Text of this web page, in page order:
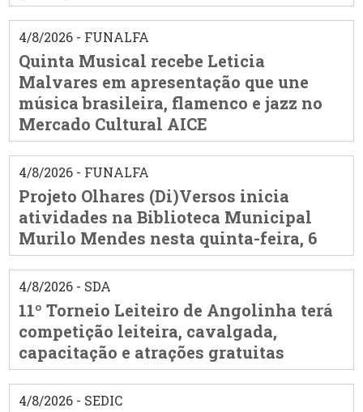
4/8/2026 - FUNALFA
Quinta Musical recebe Leticia
Malvares em apresentação que une
música brasileira, flamenco e jazz no
Mercado Cultural AICE
4/8/2026 - FUNALFA
Projeto Olhares (Di)Versos inicia
atividades na Biblioteca Municipal
Murilo Mendes nesta quinta-feira, 6
4/8/2026 - SDA
11º Torneio Leiteiro de Angolinha terá
competição leiteira, cavalgada,
capacitação e atrações gratuitas
4/8/2026 - SEDIC